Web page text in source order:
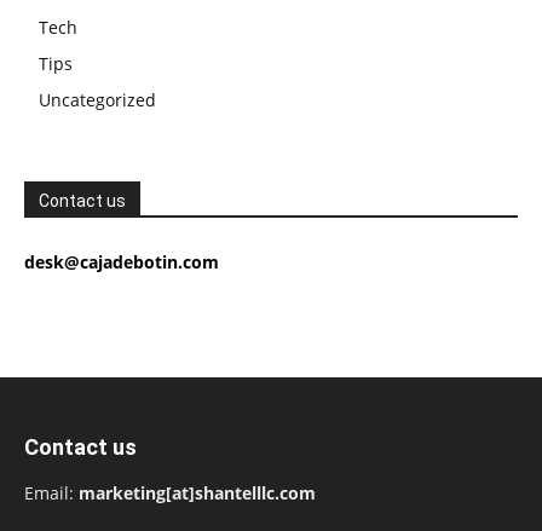
Tech
Tips
Uncategorized
Contact us
desk@cajadebotin.com
Contact us
Email: marketing[at]shantelllc.com